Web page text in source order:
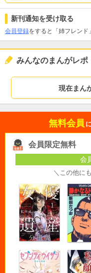
新刊通知を受け取る
会員登録をすると「姉フレンド
みんなのまんがレポ
現在まん
無料会員
会員限定無料
会
＼この他に